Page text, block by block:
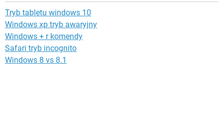
Tryb tabletu windows 10
Windows xp tryb awaryjny
Windows + r komendy
Safari tryb incognito
Windows 8 vs 8.1